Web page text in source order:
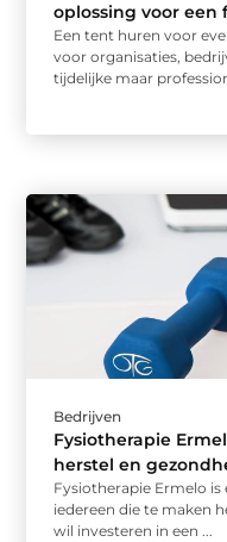
oplossing voor een
Een tent huren voor
voor organisaties,
tijdelijke maar
Bedrijven
Fysiotherapie
herstel en
Fysiotherapie Ermelo
iedereen die te maken
wil investeren in een ...